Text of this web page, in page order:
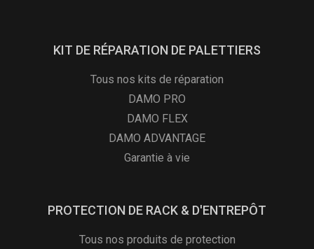
KIT DE RÉPARATION DE PALETTIERS
Tous nos kits de réparation
DAMO PRO
DAMO FLEX
DAMO ADVANTAGE
Garantie à vie
PROTECTION DE RACK & D'ENTREPÔT
Tous nos produits de protection